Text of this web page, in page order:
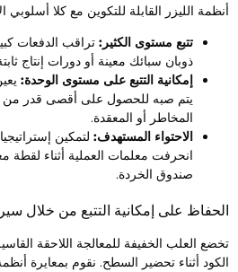
الليزر القابلة للتكوين مع كلا أسلوبي
تتبع مستوى الكثير:تراقب الدفعات
ذوبان سبائك معينة أو دورات إنتاج ثابتة.
إمكانية التتبع على مستوى الوحدة:يعين
يتم صبه للحصول على أقصى قدر من
المخاطر أو المعقدة.
الاحتواء المستهدف:لتمكين إستراتيجيات
انحرفت معلمات العملية أثناء لقطة
صندوق الخردة.
على إمكانية التتبع من خلال
العلب الخفيفة للمعالجة اللاحقة
أثناء تحضير السطح. نقوم بمعايرة أنظمة